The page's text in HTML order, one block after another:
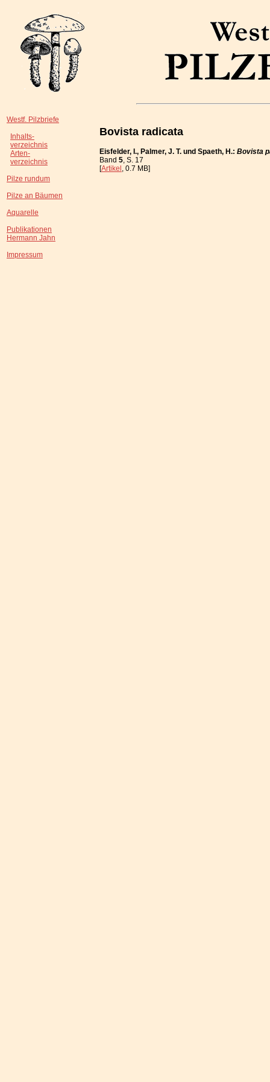
Westf. Pilzbriefe
Inhalts-
verzeichnis
Arten-
verzeichnis
Pilze rundum
Pilze an Bäumen
Aquarelle
Publikationen
Hermann Jahn
Impressum
Bovista radicata
Eisfelder, I., Palmer, J. T. und Spaeth, H.: Bovista
Band 5, S. 17
[Artikel, 0.7 MB]